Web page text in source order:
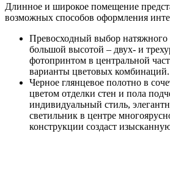
Длинное и широкое помещение
возможных способов оформления
Превосходный выбор натяжного
большой высотой – двух- и
фотопринтом в центральной
варианты цветовых комбинаций.
Черное глянцевое полотно в
цветом отделки стен и пола
индивидуальный стиль,
светильник в центре
конструкции создаст